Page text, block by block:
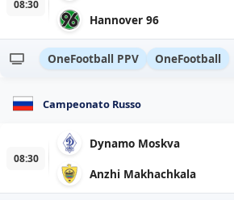
08:30
Hannover 96
OneFootball PPV OneFootball
Campeonato Russo
08:30
Dynamo Moskva
Anzhi Makhachkala